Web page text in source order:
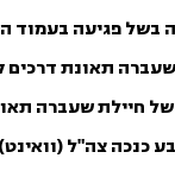
בשל פגיעה בעמוד
תאונת
של חיילת שעברה